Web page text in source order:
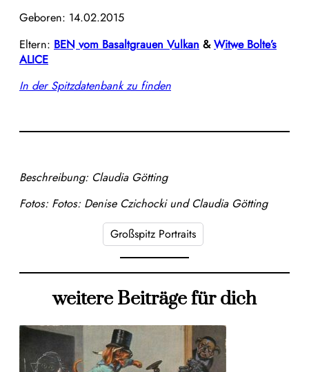
Geboren: 14.02.2015
Eltern: BEN vom Basaltgrauen Vulkan &Witwe Bolte’s
ALICE
In der Spitzdatenbank zu finden
Beschreibung: Claudia Götting
Fotos: Fotos: Denise Czichocki und Claudia Götting
Großspitz Portraits
weitere Beiträge für dich